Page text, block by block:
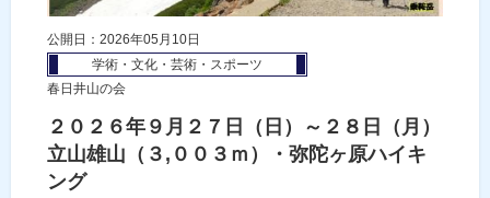
公開日：2026年05月10日
学術・文化・芸術・スポーツ
春日井山の会
２０２６年９月２７日（日）～２８日（月）
立山雄山（３,００３ｍ）・弥陀ヶ原ハイキ
ング